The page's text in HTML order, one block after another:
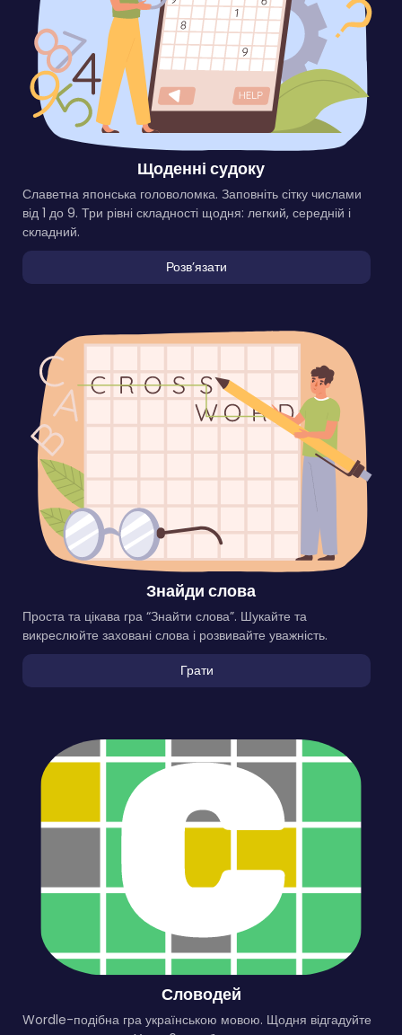
Щоденні судоку
Славетна японська головоломка. Заповніть сітку числами
від 1 до 9. Три рівні складності щодня: легкий, середній і
складний.
Розвʼязати
Знайди слова
Проста та цікава гра “Знайти слова”. Шукайте та
викреслюйте заховані слова і розвивайте уважність.
Грати
Словодей
Wordle-подібна гра українською мовою. Щодня відгадуйте